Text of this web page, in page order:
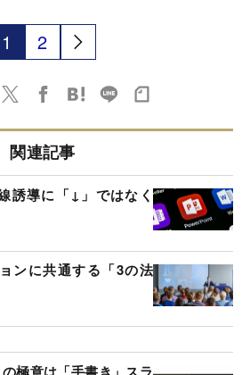
1 2
関連記事
誘導に「↓」ではなく
ンに共通する「3の法